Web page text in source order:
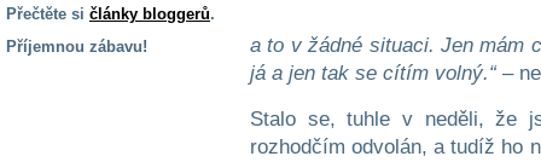
Přečtěte si články bloggerů.
Příjemnou zábavu!
a to v žádné situaci. Jen mám
já a jen tak se cítím volný.“ –
Stalo se, tuhle v neděli, že
rozhodčím odvolán, a tudíž ho